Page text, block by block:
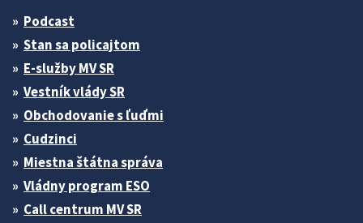
Podcast
Stan sa policajtom
E-služby MV SR
Vestník vlády SR
Obchodovanie s ľuďmi
Cudzinci
Miestna štátna správa
Vládny program ESO
Call centrum MV SR